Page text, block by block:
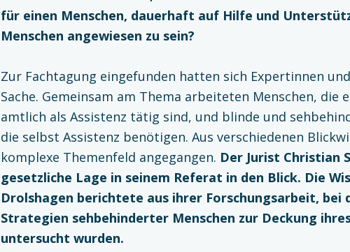
für einen Menschen, dauerhaft auf Hilfe und
Menschen angewiesen zu sein?
Zur Fachtagung eingefunden hatten sich Expertinnen
Sache. Gemeinsam am Thema arbeiteten Menschen,
amtlich als Assistenz tätig sind, und blinde und
die selbst Assistenz benötigen. Aus verschiedenen
komplexe Themenfeld angegangen. Der Jurist Christian
gesetzliche Lage in seinem Referat in den Blick. Die
Drolshagen berichtete aus ihrer Forschungsarbeit, bei
Strategien sehbehinderter Menschen zur Deckung
untersucht wurden.